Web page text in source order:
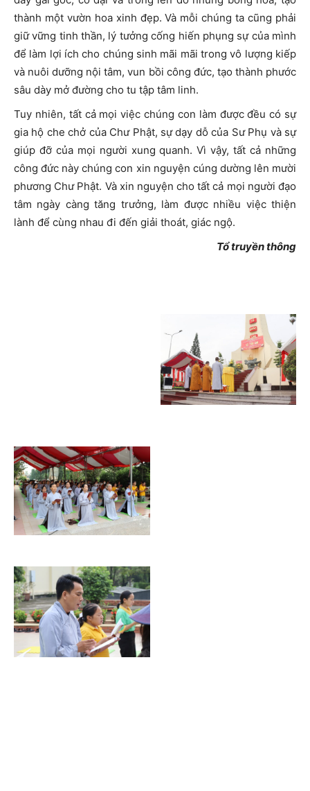
thành một vườn hoa xinh đẹp. Và mỗi chúng ta cũng phải
giữ vững tinh thần, lý tưởng cống hiến phụng sự của mình
để làm lợi ích cho chúng sinh mãi mãi trong vô lượng kiếp
và nuôi dưỡng nội tâm, vun bồi công đức, tạo thành phước
sâu dày mở đường cho tu tập tâm linh.
Tuy nhiên, tất cả mọi việc chúng con làm được đều có sự
gia hộ che chở của Chư Phật, sự dạy dỗ của Sư Phụ và sự
giúp đỡ của mọi người xung quanh. Vì vậy, tất cả những
công đức này chúng con xin nguyện cúng dường lên mười
phương Chư Phật. Và xin nguyện cho tất cả mọi người đạo
tâm ngày càng tăng trưởng, làm được nhiều việc thiện
lành để cùng nhau đi đến giải thoát, giác ngộ.
Tổ truyền thông